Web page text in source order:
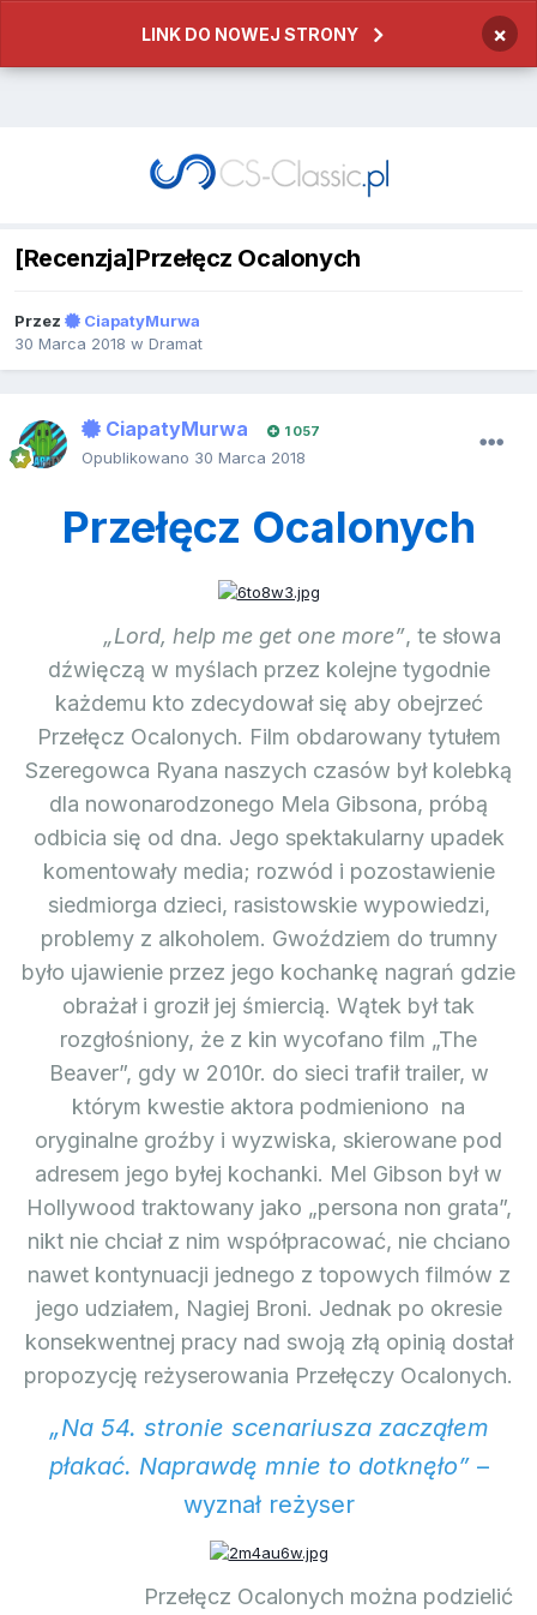
LINK DO NOWEJ STRONY ×
[Recenzja]Przełęcz Ocalonych
Przez
CiapatyMurwa
30 Marca 2018 w Dramat
CiapatyMurwa 1 057
Opublikowano 30 Marca 2018
Przełęcz Ocalonych
„Lord, help me get one more”, te słowa
dźwięczą w myślach przez kolejne tygodnie
każdemu kto zdecydował się aby obejrzeć
Przełęcz Ocalonych. Film obdarowany tytułem
Szeregowca Ryana naszych czasów był kolebką
dla nowonarodzonego Mela Gibsona, próbą
odbicia się od dna. Jego spektakularny upadek
komentowały media; rozwód i pozostawienie
siedmiorga dzieci, rasistowskie wypowiedzi,
problemy z alkoholem. Gwoździem do trumny
było ujawienie przez jego kochankę nagrań gdzie
obrażał i groził jej śmiercią. Wątek był tak
rozgłośniony, że z kin wycofano film „The
Beaver”, gdy w 2010r. do sieci trafił trailer, w
którym kwestie aktora podmieniono na
oryginalne groźby i wyzwiska, skierowane pod
adresem jego byłej kochanki. Mel Gibson był w
Hollywood traktowany jako „persona non grata”,
nikt nie chciał z nim współpracować, nie chciano
nawet kontynuacji jednego z topowych filmów z
jego udziałem, Nagiej Broni. Jednak po okresie
konsekwentnej pracy nad swoją złą opinią dostał
propozycję reżyserowania Przełęczy Ocalonych.
„Na 54. stronie scenariusza zacząłem
płakać. Naprawdę mnie to dotknęło”–
wyznał reżyser
Przełęcz Ocalonych można podzielić